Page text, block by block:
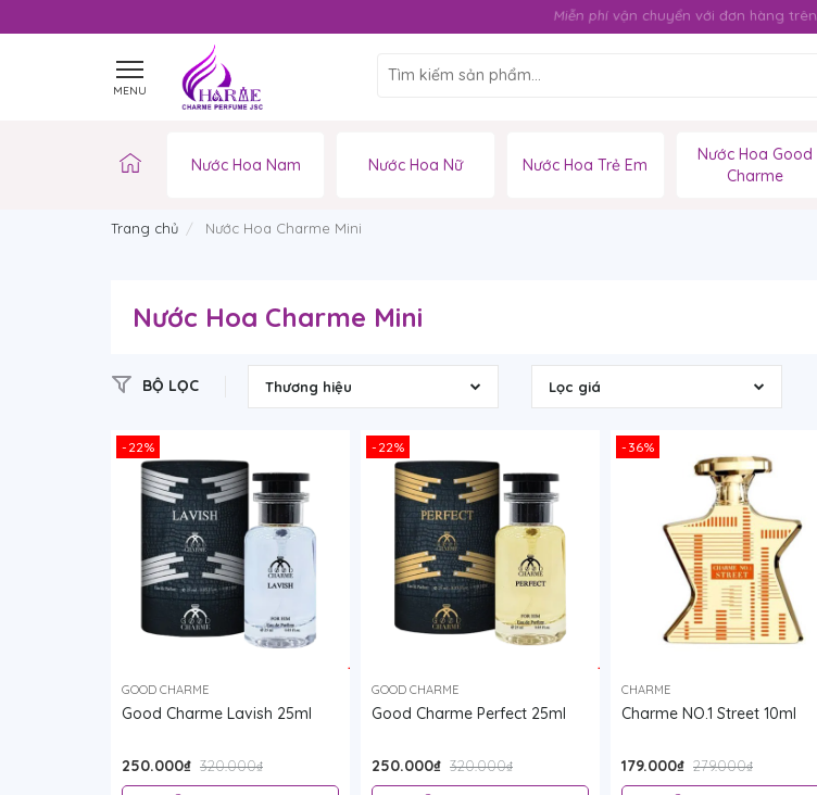
Miễn phí vận chuyển với đơn hàng trên
MENU
Nước Hoa Nam Nước Hoa Nữ Nước Hoa Trẻ Em
Nước Hoa Good
Charme
Trang chủ Nước Hoa Charme Mini
Nước Hoa Charme Mini
BỘ LỌC Thương hiệu Lọc giá
-22%
GOOD CHARME
Good Charme Lavish 25ml
250.000₫ 320.000₫
-22%
GOOD CHARME
Good Charme Perfect 25ml
250.000₫ 320.000₫
-36%
CHARME
Charme NO.1 Street 10ml
179.000₫ 279.000₫